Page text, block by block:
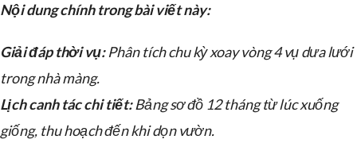
Nội dung chính trong bài viết này:
Giải đáp thời vụ:Phân tích chu kỳ xoay vòng 4 vụ dưa lưới
trong nhà màng.
Lịch canh tác chi tiết:Bảng sơ đồ 12 tháng từ lúc xuống
giống, thu hoạch đến khi dọn vườn.